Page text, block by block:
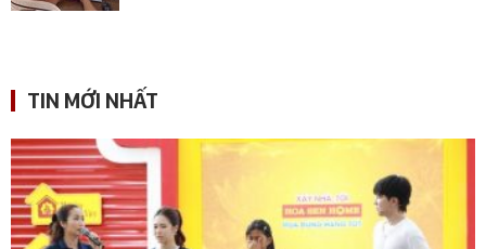
TIN MỚI NHẤT